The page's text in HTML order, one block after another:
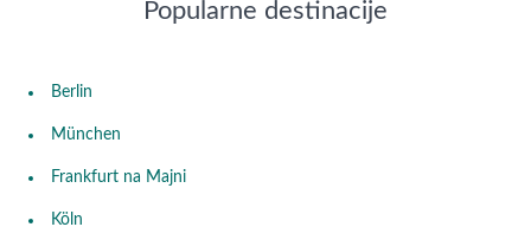
Popularne destinacije
Berlin
München
Frankfurt na Majni
Köln